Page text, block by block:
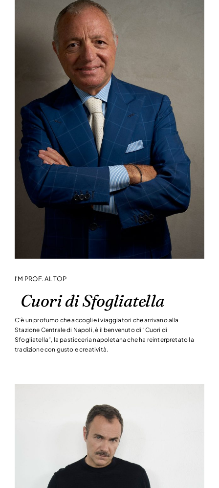
I'M PROF. AL TOP
Cuori di Sfogliatella
C’è un profumo che accoglie i viaggiatori che arrivano alla
Stazione Centrale di Napoli, è il benvenuto di “Cuori di
Sfogliatella”, la pasticceria napoletana che ha reinterpretato la
tradizione con gusto e creatività.